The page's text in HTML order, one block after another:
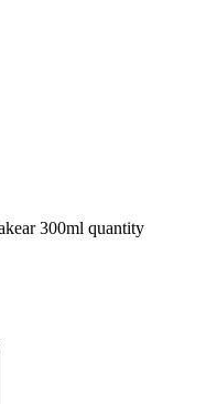
300ml quantity